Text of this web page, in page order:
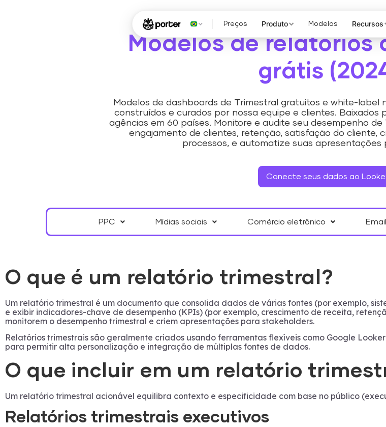
Preços Produto Modelos Recursos
Modelos de relatórios
grátis
Modelos de dashboards de Trimestral gratuitos e white-label
construídos e curados por nossa equipe e clientes. Baixados
agências em 60 países. Monitore e audite seu desempenho
engajamento de clientes, retenção, satisfação do cliente,
processos, e automatize suas apresentações
Conecte seus dados ao
PPC Mídias sociais Comércio eletrônico
O que é um relatório trimestral?
Um relatório trimestral é um documento que consolida dados de várias fontes (por exemplo,
e exibir indicadores-chave de desempenho (KPIs) (por exemplo, crescimento de receita,
monitorem o desempenho trimestral e criem apresentações para stakeholders.
Relatórios trimestrais são geralmente criados usando ferramentas flexíveis como Google
para permitir alta personalização e integração de múltiplas fontes de dados.
O que incluir em um relatório
Um relatório trimestral acionável equilibra contexto e especificidade com base no público
Relatórios trimestrais executivos